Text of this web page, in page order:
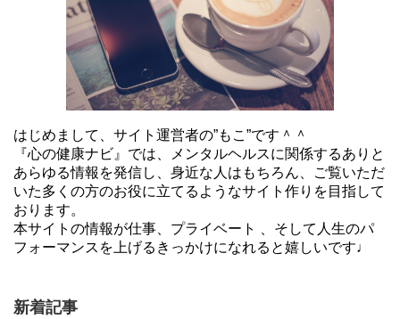
はじめまして、サイト運営者の”もこ”です＾＾
『心の健康ナビ』では、メンタルヘルスに関係するありと
あらゆる情報を発信し、身近な人はもちろん、ご覧いただ
いた多くの方のお役に立てるようなサイト作りを目指して
おります。
本サイトの情報が仕事、プライベート 、そして人生のパ
フォーマンスを上げるきっかけになれると嬉しいです♩
新着記事